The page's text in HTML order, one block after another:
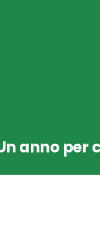
anno per